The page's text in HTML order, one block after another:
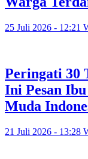
25 Juli 2026 - 12:21
Peringati 30
Ini Pesan
Muda
21 Juli 2026 - 13:28